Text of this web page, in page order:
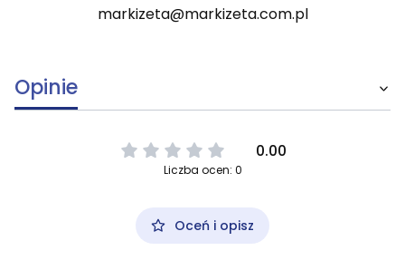
markizeta@markizeta.com.pl
Opinie
0.00
Liczba ocen: 0
Oceń i opisz